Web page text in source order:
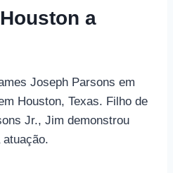
a
Joseph Parsons em
Houston, Texas. Filho de
Jr., Jim demonstrou